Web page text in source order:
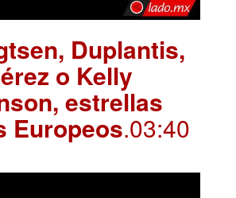
Duplantis,
o Kelly
estrellas
Europeos.03:40